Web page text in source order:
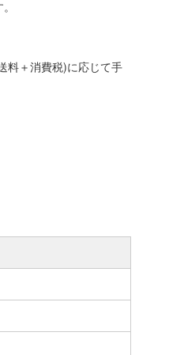
料＋消費税)に応じて手